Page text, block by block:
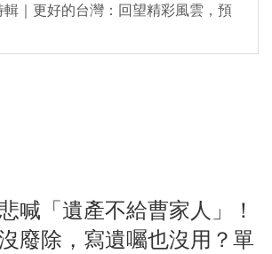
｜更好的台灣：回望精彩風雲，預
喊「遺產不給曹家人」！
廢除，寫遺囑也沒用？單